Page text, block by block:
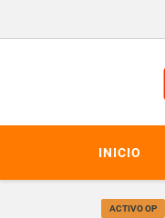
INICIO
ACTIVO OP